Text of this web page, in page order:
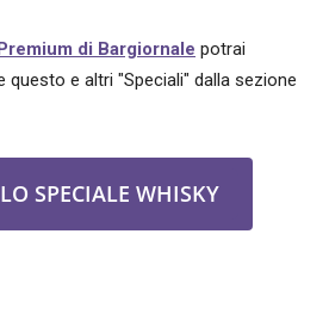
di Bargiornale potrai
questo e altri "Speciali" dalla sezione
SPECIALE WHISKY